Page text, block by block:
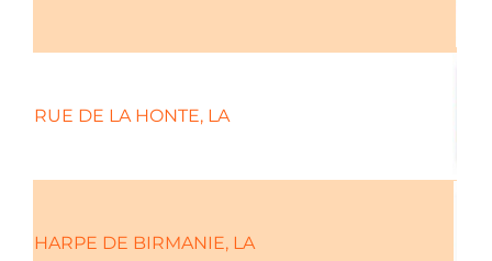
RUE DE LA HONTE, LA
HARPE DE BIRMANIE, LA